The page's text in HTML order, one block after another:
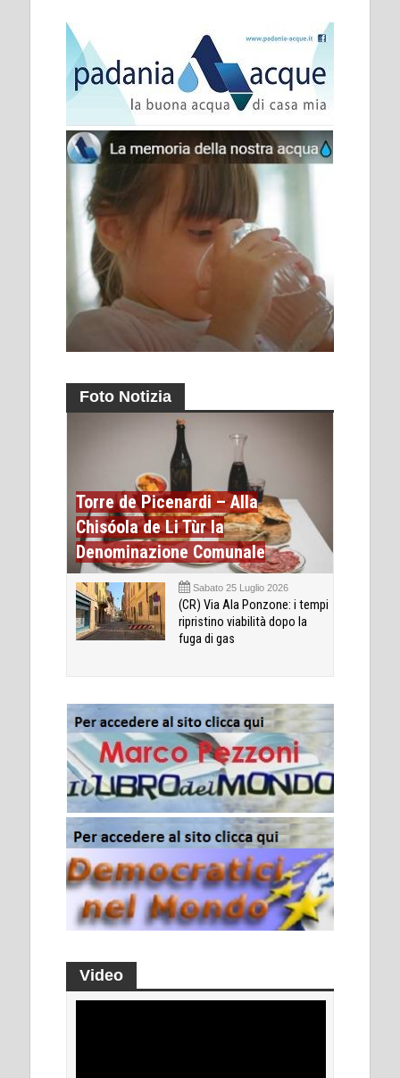
Foto Notizia
Torre de Picenardi – Alla
Chisóola de Li Tùr la
Denominazione Comunale
Sabato 25 Luglio 2026
(CR) Via Ala Ponzone: i tempi
ripristino viabilità dopo la
fuga di gas
Video